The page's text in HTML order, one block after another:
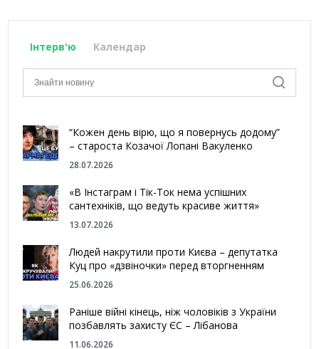
Інтерв'ю Календар
“Кожен день вірю, що я повернусь додому”
– староста Козачої Лопані Вакуленко
28.07.2026
«В Інстаграм і Тік-Ток нема успішних
сантехніків, що ведуть красиве життя»
13.07.2026
Людей накрутили проти Києва – депутатка
Куц про «дзвіночки» перед вторгненням
25.06.2026
Раніше війні кінець, ніж чоловіків з України
позбавлять захисту ЄС – Лібанова
11.06.2026